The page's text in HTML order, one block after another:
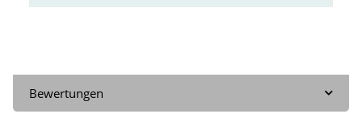
Bewertungen